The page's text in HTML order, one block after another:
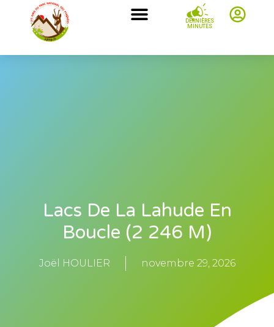
DERNIÈRES
MINUTES
Lacs De La Lahude En
Boucle (2 246 M)
Joël HOULIER novembre 29, 2026